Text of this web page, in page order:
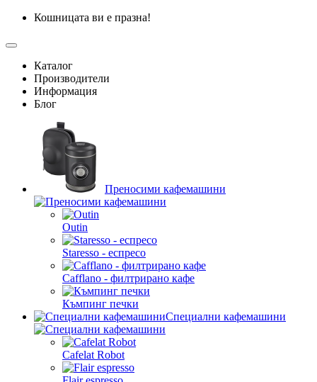
Кошницата ви е празна!
Каталог
Производители
Информация
Блог
Преносими кафемашини
Outin
Staresso - еспресо
Cafflano - филтрирано кафе
Къмпинг печки
Специални кафемашини
Cafelat Robot